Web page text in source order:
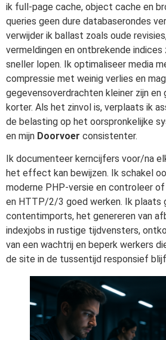
ik full-page cache, object cache en
queries geen dure databaserondes
verwijder ik ballast zoals oude
vermeldingen en ontbrekende
sneller lopen. Ik optimaliseer media
compressie met weinig verlies en
gegevensoverdrachten kleiner zijn en
korter. Als het zinvol is, verplaats ik
de belasting op het oorspronkelijke
en mijn Doorvoer consistenter.
Ik documenteer kerncijfers voor/na
het effect kan bewijzen. Ik schakel
moderne PHP-versie en controleer
en HTTP/2/3 goed werken. Ik plaats
contentimports, het genereren van
indexjobs in rustige tijdvensters,
van een wachtrij en beperk werkers
de site in de tussentijd responsief